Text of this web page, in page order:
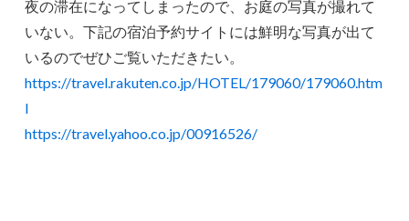
夜の滞在になってしまったので、お庭の写真が撮れて
いない。下記の宿泊予約サイトには鮮明な写真が出て
いるのでぜひご覧いただきたい。
https://travel.rakuten.co.jp/HOTEL/179060/179060.htm
l
https://travel.yahoo.co.jp/00916526/